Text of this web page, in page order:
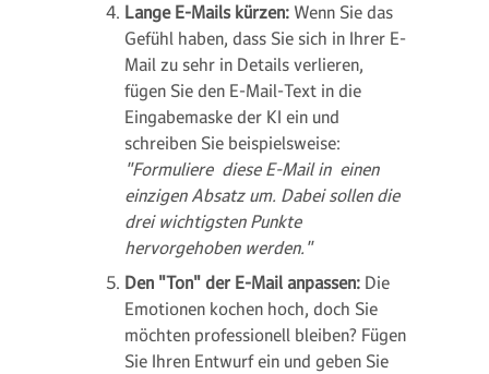
Lange E-Mails kürzen: Wenn Sie das
Gefühl haben, dass Sie sich in Ihrer E-
Mail zu sehr in Details verlieren,
fügen Sie den E-Mail-Text in die
Eingabemaske der KI ein und
schreiben Sie beispielsweise:
"Formuliere diese E-Mail in einen
einzigen Absatz um. Dabei sollen die
drei wichtigsten Punkte
hervorgehoben werden."
Den "Ton" der E-Mail anpassen: Die
Emotionen kochen hoch, doch Sie
möchten professionell bleiben? Fügen
Sie Ihren Entwurf ein und geben Sie